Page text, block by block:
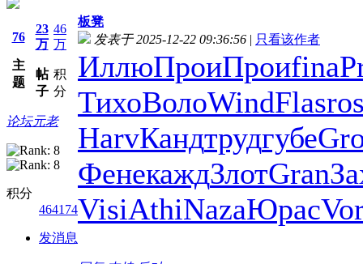
76
主
题
23
万
帖
子
46
万
积
分
论坛元老
积分
464174
发消息
板凳
发表于 2025-12-22 09:36:56 | 只看该作者
ИллюПроиПроиfina
ТихоВолоWindFlas
HarvКандтрудгубе
ФенекаждЗлотGran
VisiAthiNazaЮрас